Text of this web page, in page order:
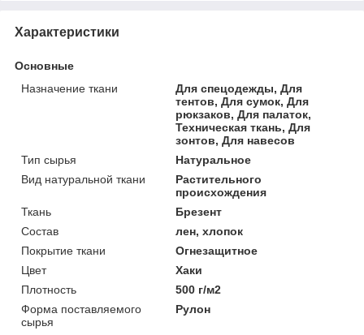
Характеристики
Основные
Назначение ткани
Для спецодежды, Для
тентов, Для сумок, Для
рюкзаков, Для палаток,
Техническая ткань, Для
зонтов, Для навесов
Тип сырья
Натуральное
Вид натуральной ткани
Растительного
происхождения
Ткань
Брезент
Состав
лен, хлопок
Покрытие ткани
Огнезащитное
Цвет
Хаки
Плотность
500 г/м2
Форма поставляемого
сырья
Рулон